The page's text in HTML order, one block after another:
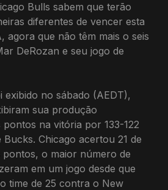
Bulls sabem que terão
diferentes de vencer esta
agora que não têm mais o seis
DeRozan e seu jogo de
exibido no sábado (AEDT),
sua produção
na vitória por 133-122
Chicago acertou 21 de
o maior número de
em um jogo desde que
time de 25 contra o New